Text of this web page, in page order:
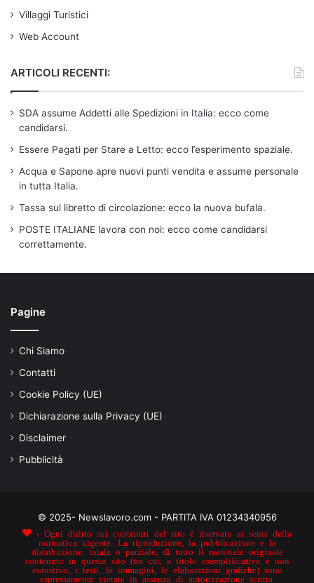
Villaggi Turistici
Web Account
ARTICOLI RECENTI:
SDA assume Addetti alle Spedizioni in Italia: ecco come
candidarsi.
Essere Pagati per Stare a Letto: ecco l’esperimento spaziale.
Acqua e Sapone apre nuovi punti vendita e assume personale
in tutta Italia.
Tassa sul libretto di circolazione: ecco la nuova bufala.
POSTE ITALIANE lavora con noi: ecco come candidarsi
correttamente.
Pagine
Chi Siamo
Contatti
Cookie Policy (UE)
Dichiarazione sulla Privacy (UE)
Disclaimer
Pubblicità
© 2025- Newslavoro.com - PARTITA IVA 01234340956
- Ogni diritto sui contenuti del sito è riservato ai sensi della
normativa vigente. La riproduzione, la pubblicazione e la
distribuzione, totale o parziale, di tutto il materiale originale
contenuto in questo sito (tra cui, a titolo esemplificativo e non
esaustivo, i testi, le immagini, le elaborazioni grafiche) sono
espressamente vietate in assenza di autorizzazione scritta.